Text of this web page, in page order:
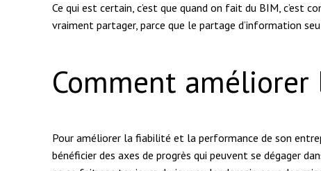
Ce qui est certain, c’est que quand on fait du BIM,
vraiment partager, parce que le partage d’information
Comment
Pour améliorer la fiabilité et la performance de son
bénéficier des axes de progrès qui peuvent se dégager